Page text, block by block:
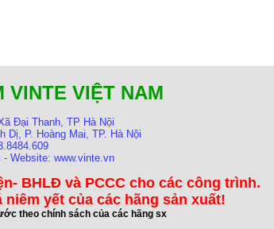
VINTE VIỆT NAM
Đại Thanh, TP Hà Nội
Dị, P. Hoàng Mai, TP. Hà Nội
Website: www.vinte.vn
BHLĐ và PCCC cho các công trình.
yết của các hãng sản xuất!
theo chính sách của các hãng sx